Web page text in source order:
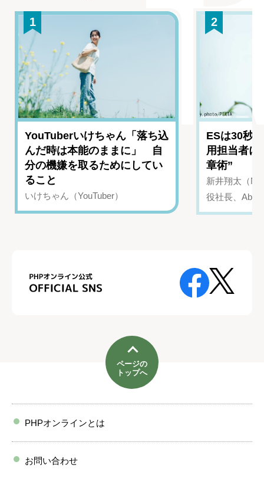
1
YouTuberいけちゃん「落ち込
んだ時は本能のままに」 自
分の機嫌を取るためにしてい
ること
いけちゃん（YouTuber）
2
ESは30秒
用担当者に
章術”
新井翔太（
役社長、
ページの
トップへ
PHPオンラインとは
お問い合わせ